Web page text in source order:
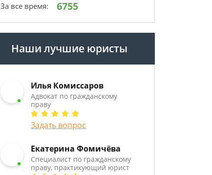
За все время: 6755
Наши лучшие юристы
Илья Комиссаров
Адвокат по гражданскому
праву
Задать вопрос
Екатерина Фомичёва
Специалист по гражданскому
праву, практикующий юрист